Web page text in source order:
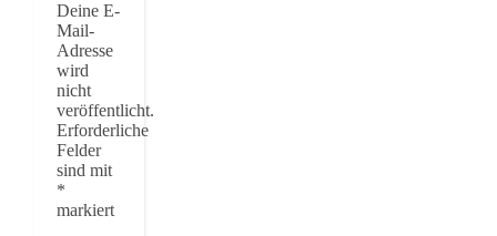
Deine E-
Mail-
Adresse
wird
nicht
veröffentlicht.
Erforderliche
Felder
sind mit
*
markiert